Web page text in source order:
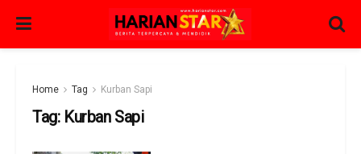
Home Tag Kurban Sapi
Tag: Kurban Sapi